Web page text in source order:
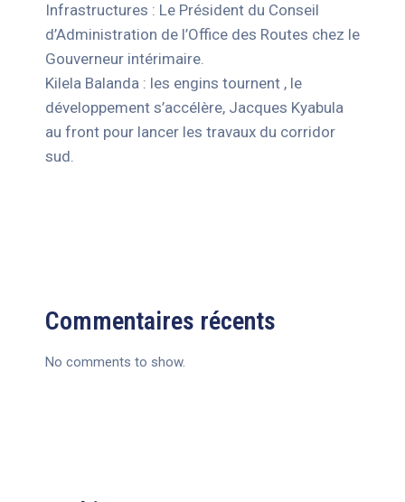
Infrastructures : Le Président du Conseil
d’Administration de l’Office des Routes chez le
Gouverneur intérimaire.
Kilela Balanda : les engins tournent , le
développement s’accélère, Jacques Kyabula
au front pour lancer les travaux du corridor
sud.
Commentaires récents
No comments to show.